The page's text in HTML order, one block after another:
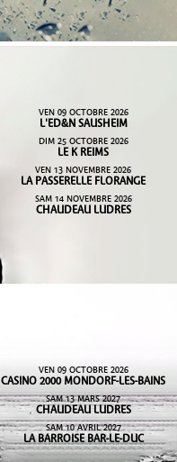
VEN 09 OCTOBRE 2026
L'ED&N SAUSHEIM
DIM 25 OCTOBRE 2026
LE K REIMS
VEN 13 NOVEMBRE 2026
LA PASSERELLE FLORANGE
SAM 14 NOVEMBRE 2026
CHAUDEAU LUDRES
VEN 09 OCTOBRE 2026
CASINO 2000 MONDORF-LES-BAINS
SAM 13 MARS 2027
CHAUDEAU LUDRES
SAM 10 AVRIL 2027
LA BARROISE BAR-LE-DUC